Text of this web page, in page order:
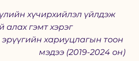
хүчирхийлэл үйлдэж
алах гэмт хэрэг
эрүүгийн хариуцлагын тоон
мэдээ (2019-2024 он)